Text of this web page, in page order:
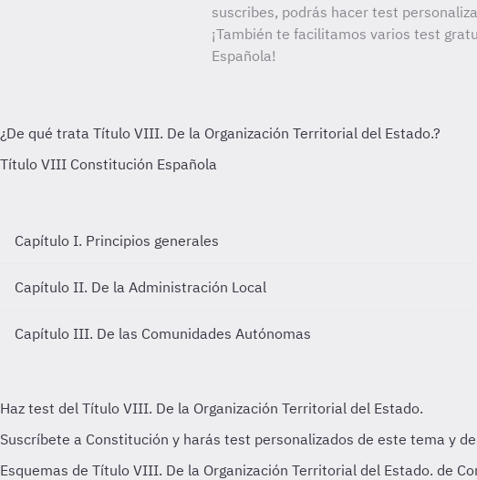
suscribes, podrás hacer test
¡También te facilitamos varios test
Española!
Capítulo I. Principios generales
Capítulo II. De la Administración Local
Capítulo III. De las Comunidades Autónomas
Esquemas de Título VIII. De la Organización Territorial del Estado. de